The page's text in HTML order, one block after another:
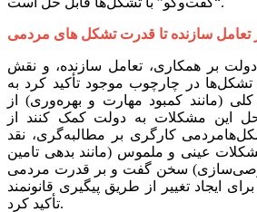
تعامل سازنده تا قدرت تشکل های مردمی
دولت بر همکاری، تعامل سازنده، و نقش
تشکل‌ها در چارچوب موجود تأکید کرد به
(مانند کمبود مهارت و بهره‌وری) از
این مشکلات به دولت کمک کنند از
کارگری بر مطالبه‌گری، نقد
عینی و ملموس (مانند بدهی تامین
سخن گفت و بر قدرت مردمی
ایجاد تغییر از طریق پیگیری قانونمند
تأکید کرد.